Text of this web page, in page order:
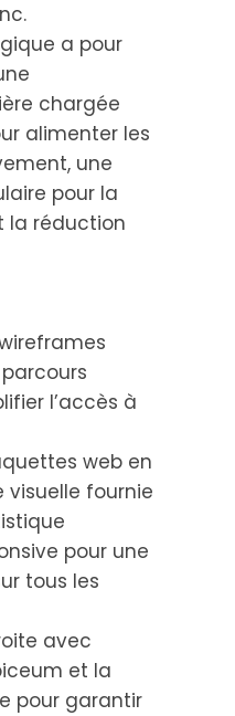
a pour
chargée
alimenter les
une
pour la
la réduction
l’accès à
web en
fournie
pour une
tous les
avec
et la
pour garantir